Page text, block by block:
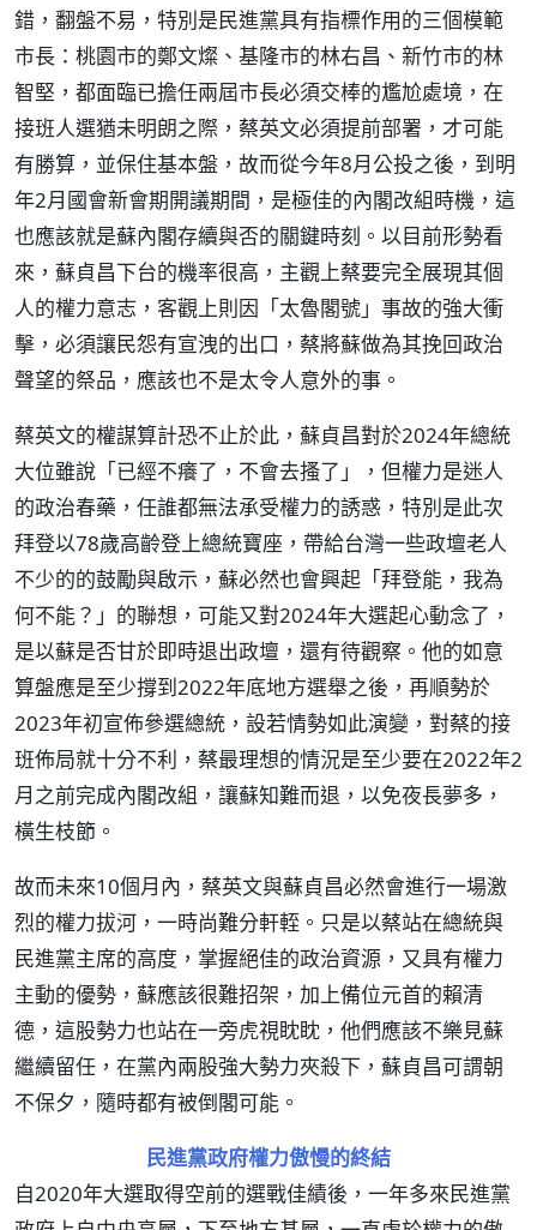
錯，翻盤不易，特別是民進黨具有指標作用的三個模範
市長：桃園市的鄭文燦、基隆市的林右昌、新竹市的林
智堅，都面臨已擔任兩屆市長必須交棒的尷尬處境，在
接班人選猶未明朗之際，蔡英文必須提前部署，才可能
有勝算，並保住基本盤，故而從今年8月公投之後，到明
年2月國會新會期開議期間，是極佳的內閣改組時機，這
也應該就是蘇內閣存續與否的關鍵時刻。以目前形勢看
來，蘇貞昌下台的機率很高，主觀上蔡要完全展現其個
人的權力意志，客觀上則因「太魯閣號」事故的強大衝
擊，必須讓民怨有宣洩的出口，蔡將蘇做為其挽回政治
聲望的祭品，應該也不是太令人意外的事。
蔡英文的權謀算計恐不止於此，蘇貞昌對於2024年總統
大位雖說「已經不癢了，不會去搔了」，但權力是迷人
的政治春藥，任誰都無法承受權力的誘惑，特別是此次
拜登以78歲高齡登上總統寶座，帶給台灣一些政壇老人
不少的的鼓勵與啟示，蘇必然也會興起「拜登能，我為
何不能？」的聯想，可能又對2024年大選起心動念了，
是以蘇是否甘於即時退出政壇，還有待觀察。他的如意
算盤應是至少撐到2022年底地方選舉之後，再順勢於
2023年初宣佈參選總統，設若情勢如此演變，對蔡的接
班佈局就十分不利，蔡最理想的情況是至少要在2022年2
月之前完成內閣改組，讓蘇知難而退，以免夜長夢多，
橫生枝節。
故而未來10個月內，蔡英文與蘇貞昌必然會進行一場激
烈的權力拔河，一時尚難分軒輊。只是以蔡站在總統與
民進黨主席的高度，掌握絕佳的政治資源，又具有權力
主動的優勢，蘇應該很難招架，加上備位元首的賴清
德，這股勢力也站在一旁虎視眈眈，他們應該不樂見蘇
繼續留任，在黨內兩股強大勢力夾殺下，蘇貞昌可謂朝
不保夕，隨時都有被倒閣可能。
民進黨政府權力傲慢的終結
自2020年大選取得空前的選戰佳績後，一年多來民進黨